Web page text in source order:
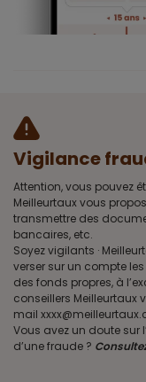
Vigilance
Attention, vous pouvez
Meilleurtaux vous
transmettre des
bancaires, etc.
Soyez vigilants ·
verser sur un compte
des fonds propres, à
conseillers Meilleurtaux
mail
Vous avez un doute sur
d’une fraude ?